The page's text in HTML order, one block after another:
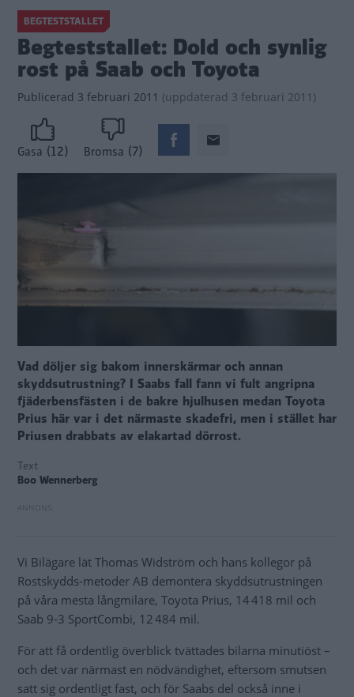
BEGTESTSTALLET
Begteststallet: Dold och synlig
rost på Saab och Toyota
Publicerad 3 februari 2011 (uppdaterad 3 februari 2011)
Gasa (12) Bromsa (7)
Vad döljer sig bakom innerskärmar och annan
skyddsutrustning? I Saabs fall fann vi fult angripna
fjäderbensfästen i de bakre hjulhusen medan Toyota
Prius här var i det närmaste skadefri, men i stället har
Priusen drabbats av elakartad dörrost.
Text
Boo Wennerberg
Vi Bilägare lät Thomas Widström och hans kollegor på
Rostskydds-metoder AB demontera skyddsutrustningen
på våra mesta långmilare, Toyota Prius, 14 418 mil och
Saab 9-3 SportCombi, 12 484 mil.
För att få ordentlig överblick tvättades bilarna minutiöst –
och det var närmast en nödvändighet, eftersom smutsen
satt sig ordentligt fast, och för Saabs del också inne i